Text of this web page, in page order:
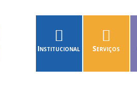
Institucional Serviços